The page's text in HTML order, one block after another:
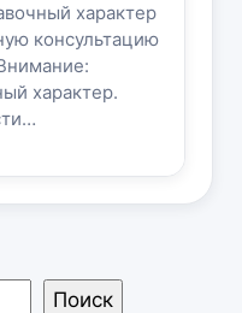
характер
консультацию
характер.
Поиск